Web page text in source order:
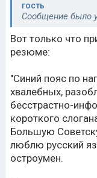
гость
Сообщение было
Вот только что
резюме:
"Синий пояс по
хвалебных,
бесстрастно-
короткого
Большую
люблю русский
остроумен.